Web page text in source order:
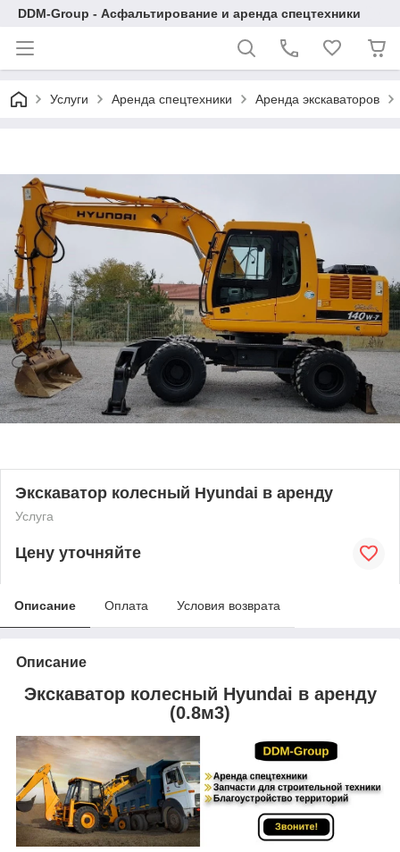
DDM-Group - Асфальтирование и аренда спецтехники
Услуги Аренда спецтехники Аренда экскаваторов
Экскаватор колесный Hyundai в аренду
Услуга
Цену уточняйте
Описание Оплата Условия возврата
Описание
Экскаватор колесный Hyundai в аренду
(0.8м3)